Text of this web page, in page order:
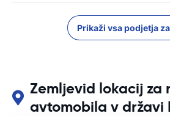
Prikaži vsa podjetja
Zemljevid lokacij za
avtomobila v državi